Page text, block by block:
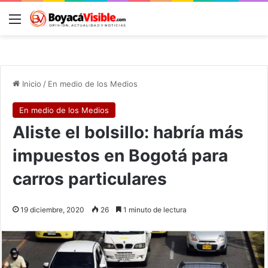
Menú
Inicio / En medio de los Medios
En medio de los Medios
Aliste el bolsillo: habría más
impuestos en Bogotá para
carros particulares
19 diciembre, 2020 26 1 minuto de lectura